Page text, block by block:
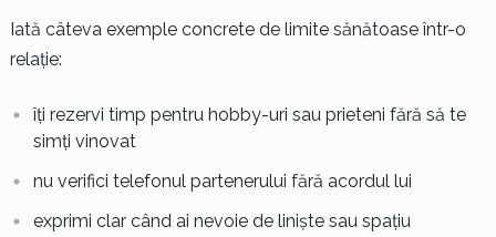
Iată câteva exemple concrete de limite sănătoase într-o
relație:
îți rezervi timp pentru hobby-uri sau prieteni fără să te
simți vinovat
nu verifici telefonul partenerului fără acordul lui
exprimi clar când ai nevoie de liniște sau spațiu